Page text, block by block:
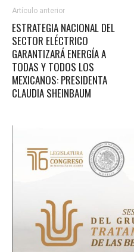
Artículo anterior
ESTRATEGIA NACIONAL DEL
SECTOR ELÉCTRICO
GARANTIZARÁ ENERGÍA A
TODAS Y TODOS LOS
MEXICANOS: PRESIDENTA
CLAUDIA SHEINBAUM